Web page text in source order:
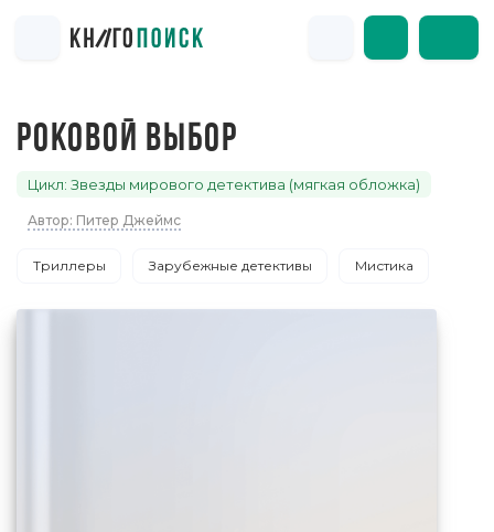
РОКОВОЙ ВЫБОР
Цикл: Звезды мирового детектива (мягкая обложка)
Автор: Питер Джеймс
Триллеры Зарубежные детективы Мистика